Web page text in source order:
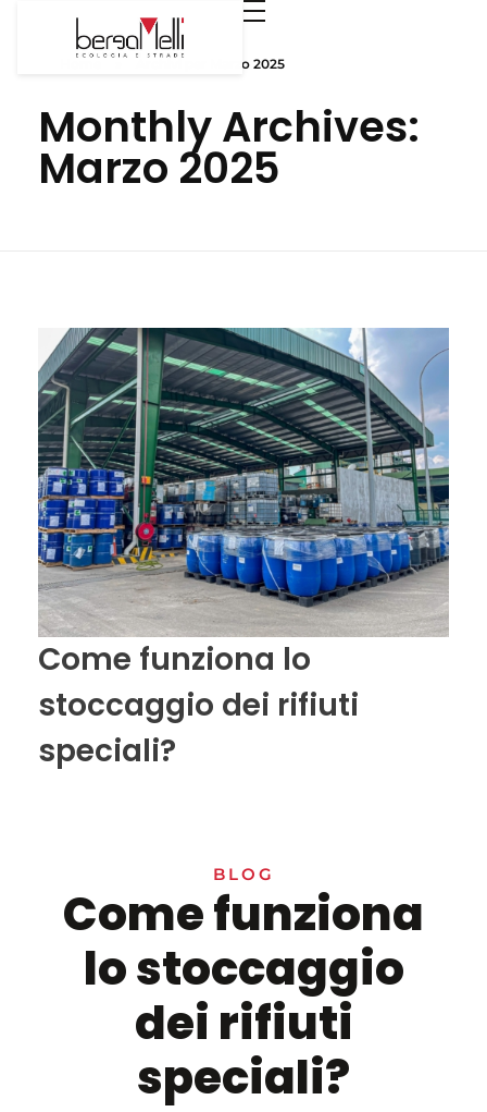
Archivi per Marzo 2025
Monthly Archives:
Marzo 2025
Come funziona lo
stoccaggio dei rifiuti
speciali?
BLOG
Come funziona
lo stoccaggio
dei rifiuti
speciali?